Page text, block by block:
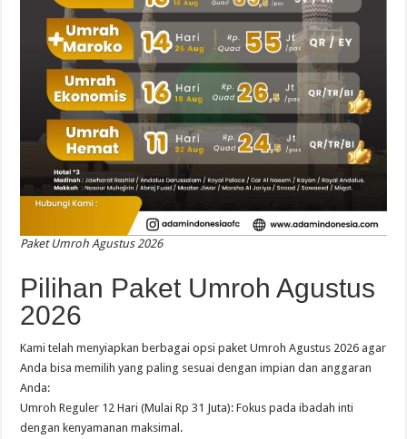
Paket Umroh Agustus 2026
Pilihan Paket Umroh Agustus
2026
Kami telah menyiapkan berbagai opsi paket Umroh Agustus 2026 agar
Anda bisa memilih yang paling sesuai dengan impian dan anggaran
Anda:
Umroh Reguler 12 Hari (Mulai Rp 31 Juta): Fokus pada ibadah inti
dengan kenyamanan maksimal.